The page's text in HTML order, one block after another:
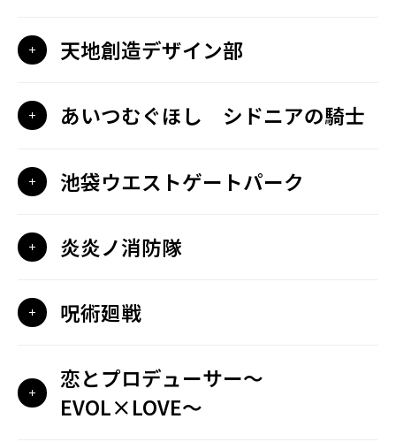
天地創造デザイン部
あいつむぐほし シドニアの騎士
池袋ウエストゲートパーク
炎炎ノ消防隊
呪術廻戦
恋とプロデューサー～
EVOL×LOVE～